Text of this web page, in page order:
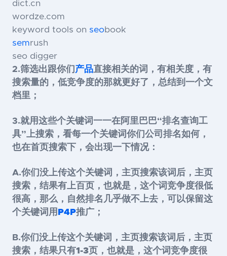
dict.cn
wordze.com
keyword tools on seobook
semrush
seo digger
2.筛选出跟你们 产品直接相关的词，有相关度，有
搜索量的，低竞争度的那就更好了，总结到一个文
档里；
3.就用这些个关键词一一在阿里巴巴“排名查询工
具”上搜索，看每一个关键词你们公司排名如何，
也在首页搜索下，会出现一下情况：
A.你们没上传这个关键词，主页搜索该词后，主页
搜索，结果有上百页，也就是，这个词竞争度很低
很高，那么，自然排名几乎做不上去，可以保留这
个关键词用 P4P推广；
B.你们没上传这个关键词，主页搜索该词后，主页
搜索，结果只有1-3页，也就是，这个词竞争度很